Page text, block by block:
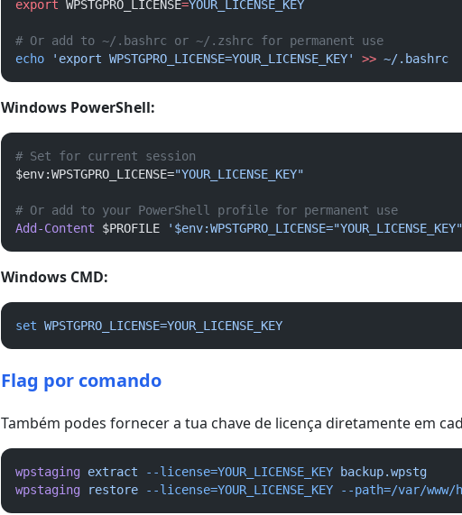
export WPSTGPRO_LICENSE=YOUR_LICENSE_KEY
# Or add to ~/.bashrc or ~/.zshrc for permanent use
echo
'export WPSTGPRO_LICENSE=YOUR_LICENSE_KEY' >> ~/.bashrc
Windows PowerShell:
# Set for current session
$env:WPSTGPRO_LICENSE="YOUR_LICENSE_KEY"
# Or add to your PowerShell profile for permanent use
Add-Content $PROFILE
Windows CMD:
set WPSTGPRO_LICENSE=YOUR_LICENSE_KEY
Flag por comando
Também podes fornecer a tua chave de licença diretamente em
wpstaging extract --license=YOUR_LICENSE_KEY
backup.wpstg
wpstaging
restore --license=YOUR_LICENSE_KEY --path=/var/www/